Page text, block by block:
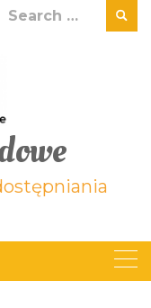
Search